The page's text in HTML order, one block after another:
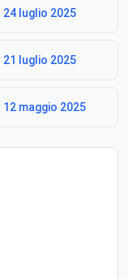
luglio 2025
luglio 2025
maggio 2025